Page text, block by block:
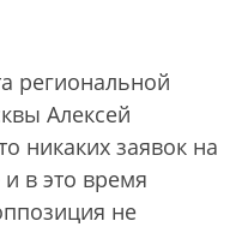
региональной
Алексей
никаких заявок на
в это время
не